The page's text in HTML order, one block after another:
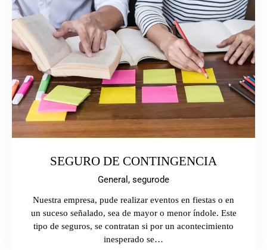
SEGURO DE CONTINGENCIA
General, segurode
Nuestra empresa, pude realizar eventos en fiestas o en
un suceso señalado, sea de mayor o menor índole. Este
tipo de seguros, se contratan si por un acontecimiento
inesperado se…